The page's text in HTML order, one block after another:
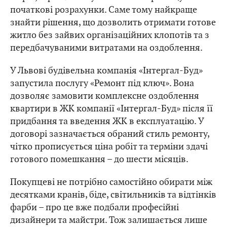
початкові розрахунки. Саме тому найкраще
знайти рішення, що дозволить отримати готове
житло без зайвих організаційних клопотів та з
передбачуваними витратами на оздоблення.
У Львові будівельна компанія «Інтергал-Буд»
запустила послугу «Ремонт під ключ». Вона
дозволяє замовити комплексне оздоблення
квартири в ЖК компанії «Інтергал-Буд» після її
придбання та введення ЖК в експлуатацію. У
договорі зазначається обраний стиль ремонту,
чітко прописується ціна робіт та терміни здачі
готового помешкання – до шести місяців.
Покупцеві не потрібно самостійно обирати між
десятками кранів, біде, світильників та відтінків
фарби – про це вже подбали професійні
дизайнери та майстри. Тож залишається лише